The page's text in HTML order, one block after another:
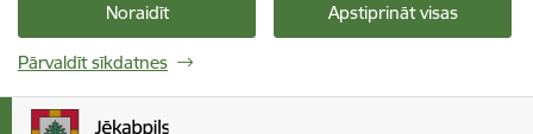
Noraidīt Apstiprināt visas
Pārvaldīt sīkdatnes